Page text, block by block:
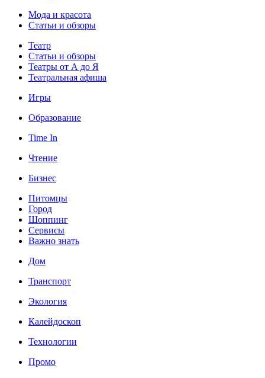
Мода и красота
Статьи и обзоры
Театр
Статьи и обзоры
Театры от А до Я
Театральная афиша
Игры
Образование
Time In
Чтение
Бизнес
Питомцы
Город
Шоппинг
Сервисы
Важно знать
Дом
Транспорт
Экология
Калейдоскоп
Технологии
Промо